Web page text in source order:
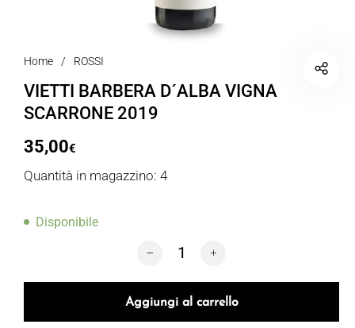
Home / ROSSI
VIETTI BARBERA D´ALBA VIGNA
SCARRONE 2019
35,00€
Quantità in magazzino: 4
Disponibile
VIETTI BARBERA D´ALBA VIGNA
Aggiungi al carrello